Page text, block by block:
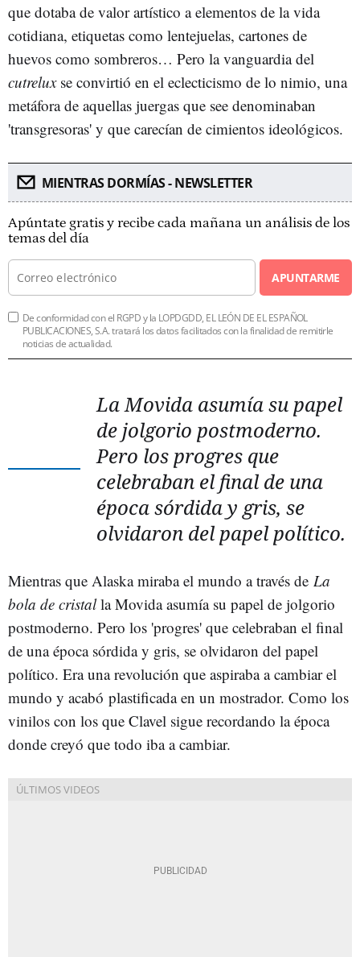
que dotaba de valor artístico a elementos de la vida
cotidiana, etiquetas como lentejuelas, cartones de
huevos como sombreros… Pero la vanguardia del
cutreluxse convirtió en el eclecticismo de lo nimio, una
metáfora de aquellas juergas que see denominaban
'transgresoras' y que carecían de cimientos ideológicos.
MIENTRAS DORMÍAS - NEWSLETTER
Apúntate gratis y recibe cada mañana un análisis de los
temas del día
APUNTARME
De conformidad con el RGPD y la LOPDGDD, EL LEÓN DE EL ESPAÑOL
PUBLICACIONES, S.A. tratará los datos facilitados con la finalidad de remitirle
noticias de actualidad.
La Movida asumía su papel
de jolgorio postmoderno.
Pero los progres que
celebraban el final de una
época sórdida y gris, se
olvidaron del papel político.
Mientras que Alaska miraba el mundo a través de La
bola de cristalla Movida asumía su papel de jolgorio
postmoderno. Pero los 'progres' que celebraban el final
de una época sórdida y gris, se olvidaron del papel
político. Era una revolución que aspiraba a cambiar el
mundo y acabó plastificada en un mostrador. Como los
vinilos con los que Clavel sigue recordando la época
donde creyó que todo iba a cambiar.